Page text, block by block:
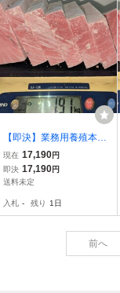
【即決】業務用養殖本鮪
（マルタ産）背/中トロブ
ロック 1910g★１ブロッ
ク入り（サク取り済み）
現在 17,190円
即決 17,190円
送料未定
入札 - 残り 1日
前へ